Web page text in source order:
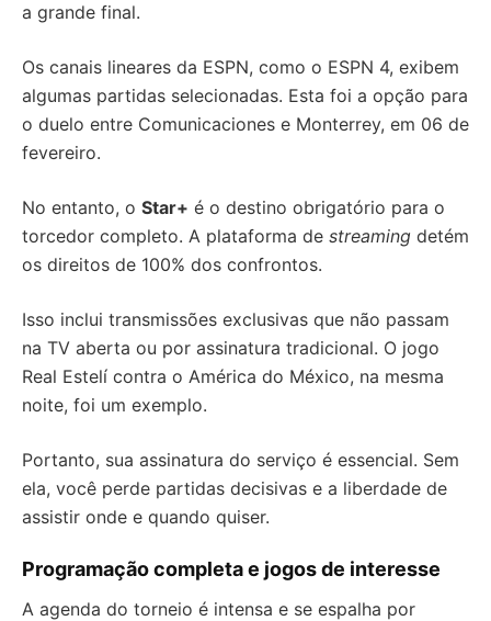
a grande final.
Os canais lineares da ESPN, como o ESPN 4, exibem
algumas partidas selecionadas. Esta foi a opção para
o duelo entre Comunicaciones e Monterrey, em 06 de
fevereiro.
No entanto, o Star+ é o destino obrigatório para o
torcedor completo. A plataforma de streaming detém
os direitos de 100% dos confrontos.
Isso inclui transmissões exclusivas que não passam
na TV aberta ou por assinatura tradicional. O jogo
Real Estelí contra o América do México, na mesma
noite, foi um exemplo.
Portanto, sua assinatura do serviço é essencial. Sem
ela, você perde partidas decisivas e a liberdade de
assistir onde e quando quiser.
Programação completa e jogos de interesse
A agenda do torneio é intensa e se espalha por